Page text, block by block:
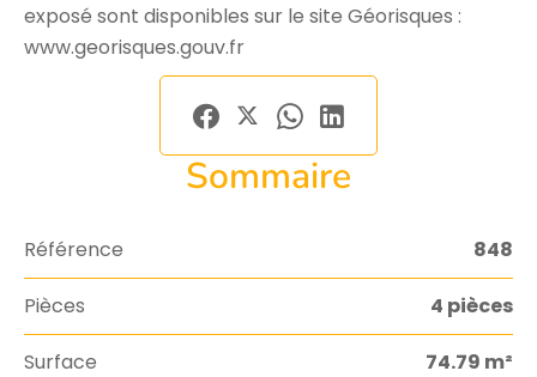
exposé sont disponibles sur le site Géorisques :
www.georisques.gouv.fr
Sommaire
Référence 848
Pièces 4 pièces
Surface 74.79 m²